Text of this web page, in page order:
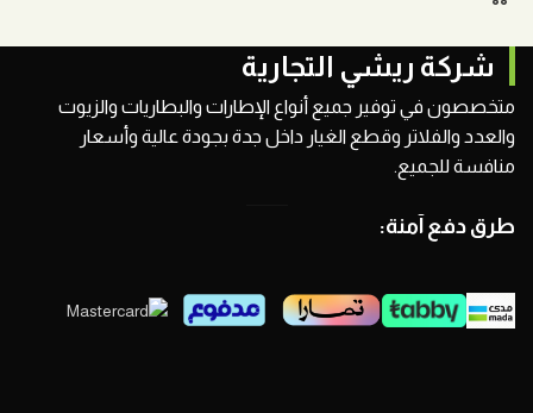
شركة ريشي التجارية
متخصصون في توفير جميع أنواع الإطارات والبطاريات والزيوت
والعدد والفلاتر وقطع الغيار داخل جدة بجودة عالية وأسعار
منافسة للجميع.
طرق دفع آمنة: